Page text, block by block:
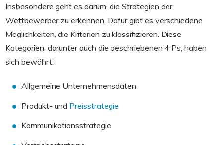
Insbesondere geht es darum, die Strategien der
Wettbewerber zu erkennen. Dafür gibt es verschiedene
Möglichkeiten, die Kriterien zu klassifizieren. Diese
Kategorien, darunter auch die beschriebenen 4 Ps, haben
sich bewährt:
Allgemeine Unternehmensdaten
Produkt- und Preisstrategie
Kommunikationsstrategie